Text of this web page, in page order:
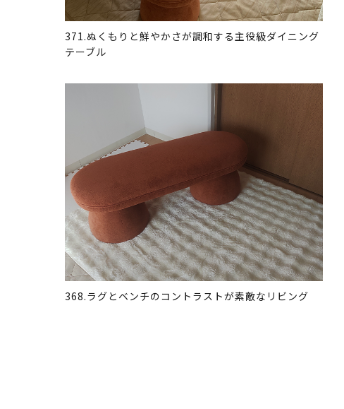
371.ぬくもりと鮮やかさが調和する主役級ダイニング
テーブル
368.ラグとベンチのコントラストが素敵なリビング